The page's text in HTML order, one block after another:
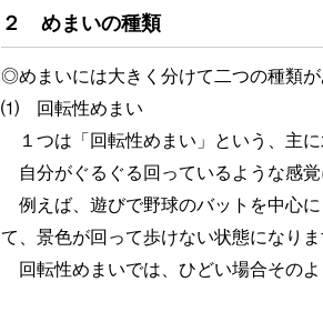
２ めまいの種類
◎めまいには大きく分けて二つの種類が
⑴ 回転性めまい
１つは「回転性めまい」という、主に
自分がぐるぐる回っているような感覚
例えば、遊びで野球のバットを中心
て、景色が回って歩けない状態になりま
回転性めまいでは、ひどい場合そのよ